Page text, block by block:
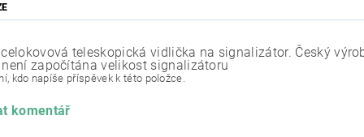
teleskopická vidlička na signalizátor. Český
není započítána velikost signalizátoru
kdo napíše příspěvek k této položce.
komentář